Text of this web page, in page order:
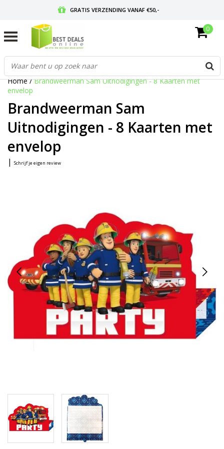
GRATIS VERZENDING VANAF €50,-
GRATIS RETOURNEREN EN 30 DAGEN BEDENKTIJD
0
Home/Brandweerman Sam Uitnodigingen - 8 Kaarten met
envelop
Brandweerman Sam
Uitnodigingen - 8 Kaarten met
envelop
| Schrijf je eigen review